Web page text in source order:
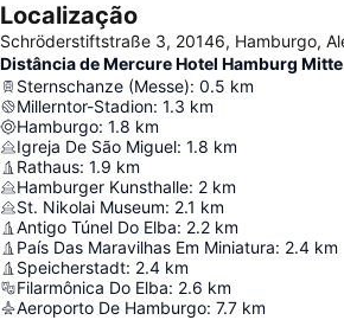
Localização
Schröderstiftstraße 3, 20146, Hamburgo,
Distância de Mercure Hotel Hamburg Mitte
Sternschanze (Messe): 0.5 km
Millerntor-Stadion: 1.3 km
Hamburgo: 1.8 km
Igreja De São Miguel: 1.8 km
Rathaus: 1.9 km
Hamburger Kunsthalle: 2 km
St. Nikolai Museum: 2.1 km
Antigo Túnel Do Elba: 2.2 km
País Das Maravilhas Em Miniatura: 2.4 km
Speicherstadt: 2.4 km
Filarmônica Do Elba: 2.6 km
Aeroporto De Hamburgo: 7.7 km